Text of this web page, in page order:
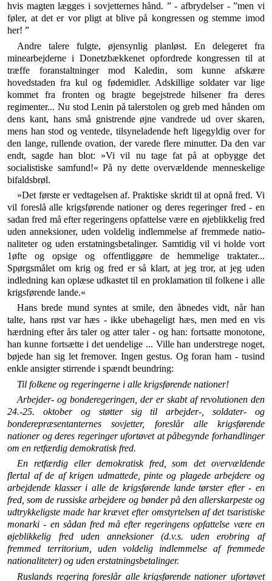
hvis magten lægges i sovjetternes hånd. ” - afbrydelser - ”men vi
føler, at det er vor pligt at blive på kongressen og stemme imod
her! ”
Andre talere fulgte, øjensynlig planløst. En delegeret fra
minearbejderne i Donetzbækkenet opfordrede kon­gressen til at
træffe foranstaltninger mod Kaledin, som kunne afskære
hovedstaden fra kul og fødemidler. Adskillige soldater var lige
kommet fra fronten og bragte begejstrede hilsener fra deres
regimenter... Nu stod Lenin på talerstolen og greb med hånden om
dens kant, hans små gnistrende øjne vandrede ud over skaren,
mens han stod og ventede, tilsyneladende heft ligegyldig over for
den lange, rullende ovation, der varede flere minutter. Da den var
endt, sagde han blot: »Vi vil nu tage fat på at opbygge det
socialistiske samfund!« På ny dette overvældende menneskelige
bifaldsbrøl.
»Det første er vedtagelsen af. Praktiske skridt til at opnå fred. Vi
vil foreslå alle krigsførende nationer og deres regeringer fred - en
sadan fred må efter rege­ringens opfattelse være en øjeblikkelig fred
uden annek­sioner, uden voldelig indlemmelse af fremmede natio­
naliteter og uden erstatningsbetalinger. Samtidig vil vi holde vort
1øfte og opsige og offentliggøre de hemmelige traktater...
Spørgsmålet om krig og fred er så klart, at jeg tror, at jeg uden
indledning kan oplæse udkastet til en proklamation til folkene i alle
krigsførende lande.«
Hans brede mund syntes at smile, den åbnedes vidt, når han
talte, hans røst var hæs - ikke ubehageligt hæs, men med en vis
hærdning efter års taler og atter taler - og han: fortsatte monotone,
han kunne fortsætte i det uendelige ... Ville han understrege noget,
bøjede han sig let fremover. Ingen gestus. Og foran ham - tusind
enkle ansigter stirrende i spændt beundring:
Til folkene og regeringerne i alle krigsførende nationer!
Arbejder- og bonderegeringen, der er skabt af revolutio­nen den
24.-25. oktober og støtter sig til arbejder-, soldater- og
bonderepræsentanternes sovjetter, foreslår alle krigsførende
nationer og deres regeringer ufortøvet at påbegynde forhandlinger
om en retfærdig demokratisk fred.
En retfærdig eller demokratisk fred, som det overvældende
flertal af de af krigen udmattede, pinte og plagede arbejdere og
arbejdende klasser i alle de krigsførende lande tørster efter - en
fred, som de russiske arbejdere og bønder på den allerskarpeste og
udtrykkeligste made har krævet efter om­styrtelsen af det tsaristiske
monarki - en sådan fred må efter regeringens opfattelse være en
øjeblikkelig fred uden anneksioner (d.v.s. uden erobring af
fremmed territorium, uden voldelig indlemmelse af fremmede
nationaliteter) og uden erstatningsbetalinger.
Ruslands regering foreslår alle krigsførende nationer ufor­tøvet